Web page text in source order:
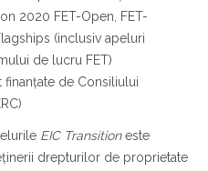
2020 FET-Open, FET-
(inclusiv apeluri
de lucru FET)
de Consiliului
EIC Transitioneste
drepturilor de proprietate